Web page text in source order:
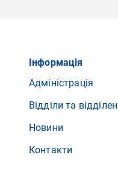
Інформація
Адміністрація
Відділи та
Новини
Контакти